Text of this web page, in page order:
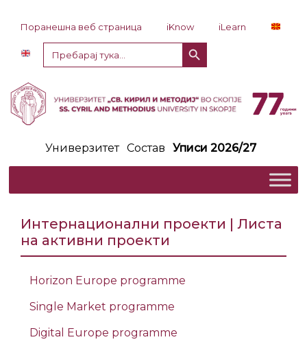
Поранешна веб страница iKnow
iLearn
Пребарај
за:
Копче за пребарување
Универзитет Состав Уписи 2026/27
Интернационални проекти | Листа
на активни проекти
Horizon Europe programme
Single Market programme
Digital Europe programme